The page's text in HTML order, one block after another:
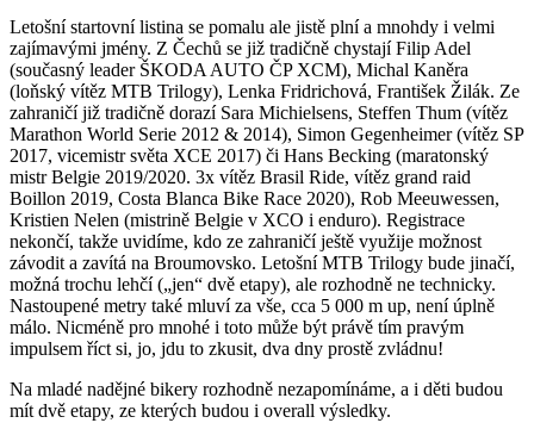
Letošní startovní listina se pomalu ale jistě plní a mnohdy i velmi
zajímavými jmény. Z Čechů se již tradičně chystají Filip Adel
(současný leader ŠKODA AUTO ČP XCM), Michal Kaněra
(loňský vítěz MTB Trilogy), Lenka Fridrichová, František Žilák. Ze
zahraničí již tradičně dorazí Sara Michielsens, Steffen Thum (vítěz
Marathon World Serie 2012 & 2014), Simon Gegenheimer (vítěz SP
2017, vicemistr světa XCE 2017) či Hans Becking (maratonský
mistr Belgie 2019/2020. 3x vítěz Brasil Ride, vítěz grand raid
Boillon 2019, Costa Blanca Bike Race 2020), Rob Meeuwessen,
Kristien Nelen (mistrině Belgie v XCO i enduro). Registrace
nekončí, takže uvidíme, kdo ze zahraničí ještě využije možnost
závodit a zavítá na Broumovsko. Letošní MTB Trilogy bude jinačí,
možná trochu lehčí („jen“ dvě etapy), ale rozhodně ne technicky.
Nastoupené metry také mluví za vše, cca 5 000 m up, není úplně
málo. Nicméně pro mnohé i toto může být právě tím pravým
impulsem říct si, jo, jdu to zkusit, dva dny prostě zvládnu!
Na mladé nadějné bikery rozhodně nezapomínáme, a i děti budou
mít dvě etapy, ze kterých budou i overall výsledky.